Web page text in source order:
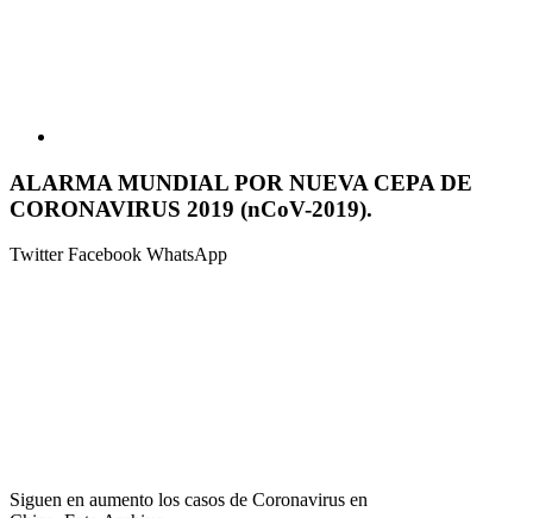
ALARMA MUNDIAL POR NUEVA CEPA DE
CORONAVIRUS 2019 (nCoV-2019).
TwitterFacebook WhatsApp
Siguen en aumento los casos de Coronavirus en